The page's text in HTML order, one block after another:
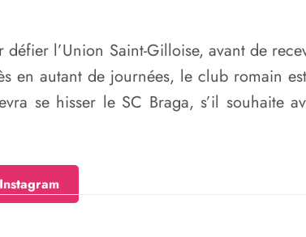
l’Union Saint-Gilloise, avant de
autant de journées, le club romain
se hisser le SC Braga, s’il souhaite